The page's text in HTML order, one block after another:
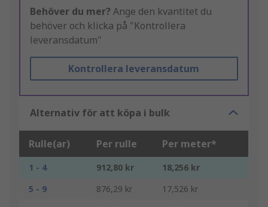
Behöver du mer? Ange den kvantitet du
behöver och klicka på "Kontrollera
leveransdatum"
Kontrollera leveransdatum
Alternativ för att köpa i bulk
Rulle(ar) Per rulle Per meter*
1 - 4 912,80 kr
18,256 kr
5 - 9
876,29 kr
17,526 kr